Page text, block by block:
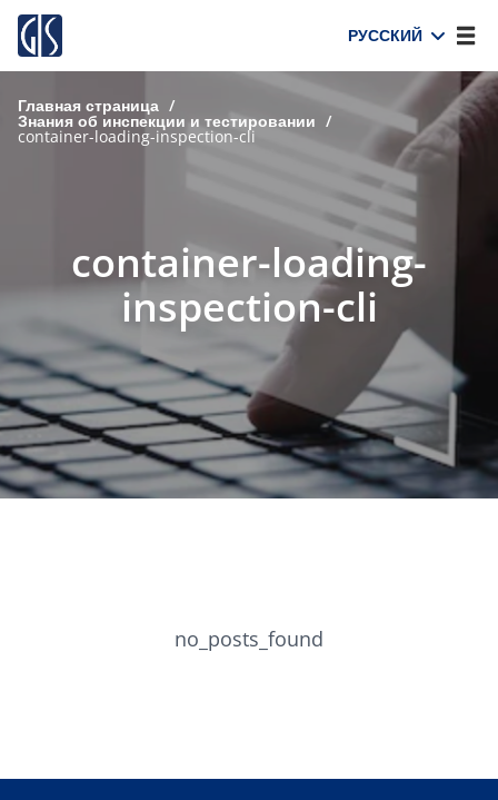
РУССКИЙ
Главная страница /
Знания об инспекции и тестировании /
container-loading-inspection-cli
container-loading-
inspection-cli
no_posts_found